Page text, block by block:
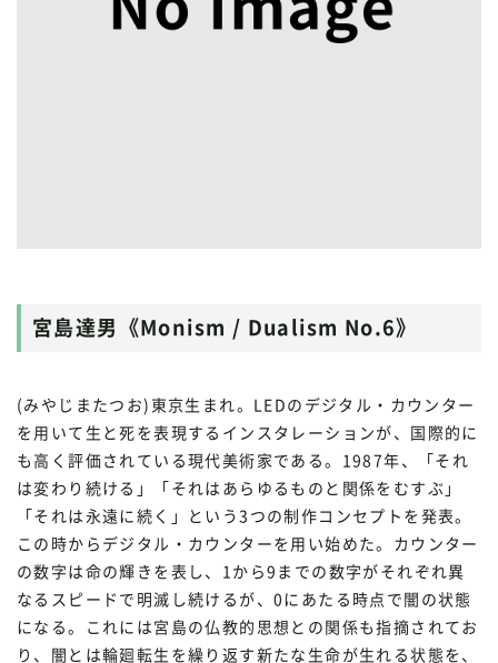
宮島達男《Monism / Dualism No.6》
(みやじまたつお)東京生まれ。LEDのデジタル・カウンター
を用いて生と死を表現するインスタレーションが、国際的に
も高く評価されている現代美術家である。1987年、「それ
は変わり続ける」「それはあらゆるものと関係をむすぶ」
「それは永遠に続く」という3つの制作コンセプトを発表。
この時からデジタル・カウンターを用い始めた。カウンター
の数字は命の輝きを表し、1から9までの数字がそれぞれ異
なるスピードで明滅し続けるが、0にあたる時点で闇の状態
になる。これには宮島の仏教的思想との関係も指摘されてお
り、闇とは輪廻転生を繰り返す新たな生命が生れる状態を、